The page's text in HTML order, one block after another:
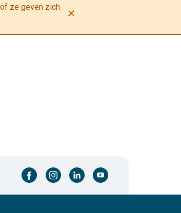
ze geven zich
close
facebook-cirkel instagram-cirkel linkedin-cirkel youtube-cirkel